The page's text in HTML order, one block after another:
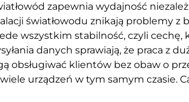
zapewnia wydajność
światłowodu znikają problemy
wszystkim stabilność, czyli cechę,
danych sprawiają, że praca z
obsługiwać klientów bez obaw o
urządzeń w tym samym czasie.